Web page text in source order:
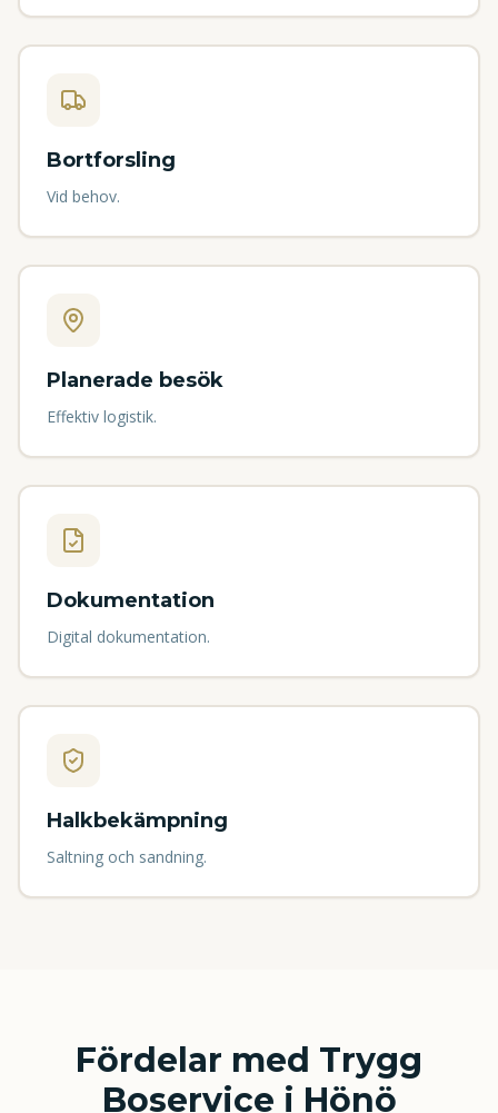
Bortforsling
Vid behov.
Planerade besök
Effektiv logistik.
Dokumentation
Digital dokumentation.
Halkbekämpning
Saltning och sandning.
Fördelar med Trygg
Boservice i Hönö